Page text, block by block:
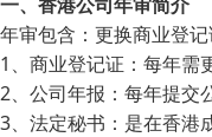
年审包含：更换商业登
1、商业登记证：每年需
2、公司年报：每年提交
3、法定秘书：是在香港